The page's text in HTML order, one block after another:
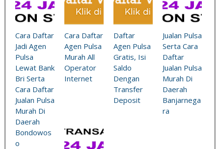
Cara Daftar
Jadi Agen
Pulsa
Lewat Bank
Bri Serta
Cara Daftar
Jualan Pulsa
Murah Di
Daerah
Bondowos
o
Cara Daftar
Agen Pulsa
Murah All
Operator
Internet
Daftar
Agen Pulsa
Gratis, Isi
Saldo
Dengan
Transfer
Deposit
Jualan Pulsa
Serta Cara
Daftar
Jualan Pulsa
Murah Di
Daerah
Banjarnega
ra